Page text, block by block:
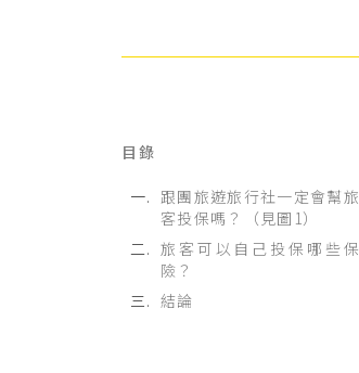
目錄
跟團旅遊旅行社一定會幫旅
客投保嗎？（見圖1）
旅客可以自己投保哪些保
險？
結論